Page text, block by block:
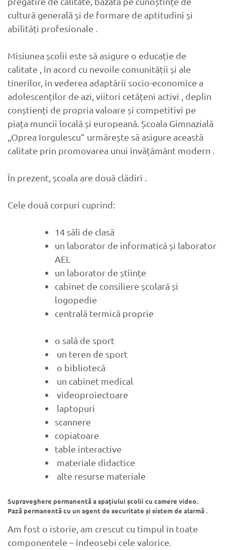
cultură generală și de formare de aptitudini și
abilități profesionale .
Misiunea școlii este să asigure o educație de
calitate , în acord cu nevoile comunității și ale
tinerilor, în vederea adaptării socio-economice a
adolescenților de azi, viitori cetățeni activi , deplin
conștienți de propria valoare și competitivi pe
piața muncii locală și europeană. Școala Gimnazială
,,Oprea Iorgulescu” urmărește să asigure această
calitate prin promovarea unui învățământ modern .
În prezent, școala are două clădiri .
Cele două corpuri cuprind:
14 săli de clasă
un laborator de informatică și laborator
AEL
un laborator de științe
cabinet de consiliere școlară și
logopedie
centrală termică proprie
o sală de sport
un teren de sport
o bibliotecă
un cabinet medical
videoproiectoare
laptopuri
scannere
copiatoare
table interactive
materiale didactice
alte resurse materiale
Supraveghere permanentă a spaţiului școlii cu camere video.
Pază permanentă cu un agent de securitate și sistem de alarmă .
Am fost o istorie, am crescut cu timpul în toate
componentele – îndeosebi cele valorice.